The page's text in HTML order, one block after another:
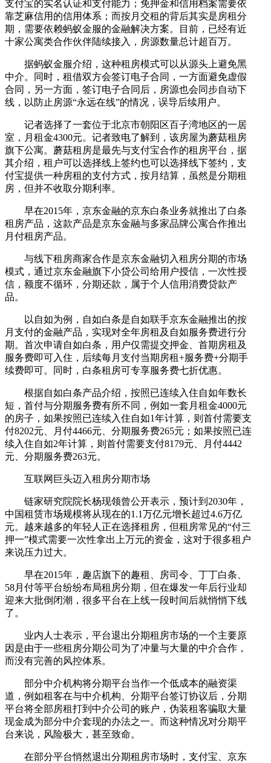
支付宝的实名认证和支付能力；免押金和信用档案需要依
靠芝麻信用的信用体系；而按月交租的背后其实是房租分
期，需要依赖蚂蚁金服的金融解决方案。目前，已经有近
十家公寓类合作伙伴陆续接入，房源数量总计超百万。
据蚂蚁金服介绍，这种租房模式可以从源头上避免黑
中介。同时，租借双方会签订电子合同，一方面避免虚假
合同，另一方面，签订电子合同后，房源也会同步自动下
线，以防止房源“永远在线”的情况，误导后续用户。
记者选择了一套位于北京市朝阳区百子湾地区的一居
室，月租金4300元。记者致电了解到，该房屋为蘑菇租房
旗下公寓。蘑菇租房是最先与支付宝合作的租房平台，据
其介绍，租户可以选择线上签约也可以选择线下签约，支
付宝提供一种房租的支付方式，按月结算，虽然是分期租
房，但并不收取分期利率。
早在2015年，京东金融的京东白条业务就推出了白条
租房产品，这款产品是京东金融与多家品牌公寓合作推出
月付租房产品。
与线下租房商家合作是京东金融切入租房分期的市场
模式，通过京东金融旗下小贷公司给用户授信，一次性授
信，额度不循环，分期还款，属于个人信用消费贷款产
品。
以自如为例，自如白条是自如联手京东金融推出的按
月支付的金融产品，实现对全年房租及自如服务费进行分
期。首次申请自如白条，用户仅需提交押金、首期房租及
服务费即可入住，后续每月支付当期房租+服务费+分期手
续费即可。同时，白条租房可专享服务费七折优惠。
根据自如白条产品介绍，按照已连续入住自如年数长
短，首付与分期服务费有所不同，例如一套月租金4000元
的房子，如果按照已连续入住自如1年计算，则首付需要支
付8202元、月付4466元、分期服务费265元；如果按照已连
续入住自如2年计算，则首付需要支付8179元、月付4442
元、分期服务费263元。
互联网巨头迈入租房分期市场
链家研究院院长杨现领曾公开表示，预计到2030年，
中国租赁市场规模将从现在的1.1万亿元增长超过4.6万亿
元。越来越多的年轻人正在选择租房，但租房常见的“付三
押一”模式需要一次性拿出上万元的资金，这对于很多租户
来说压力过大。
早在2015年，趣店旗下的趣租、房司令、丁丁白条、
58月付等平台纷纷布局租房分期，但在爆发一年后行业却
迎来大批倒闭潮，很多平台在上线一段时间后就悄悄下线
了。
业内人士表示，平台退出分期租房市场的一个主要原
因是由于一些租房分期公司为了冲量与大量的中介合作，
而没有完善的风控体系。
部分中介机构将分期平台当作一个低成本的融资渠
道，例如租客在与中介机构、分期平台签订协议后，分期
平台将全部房租打到中介公司的账户，伪装租客骗取大量
现金成为部分中介套现的办法之一。而这种情况对分期平
台来说，风险极大，甚至致命。
在部分平台悄然退出分期租房市场时，支付宝、京东